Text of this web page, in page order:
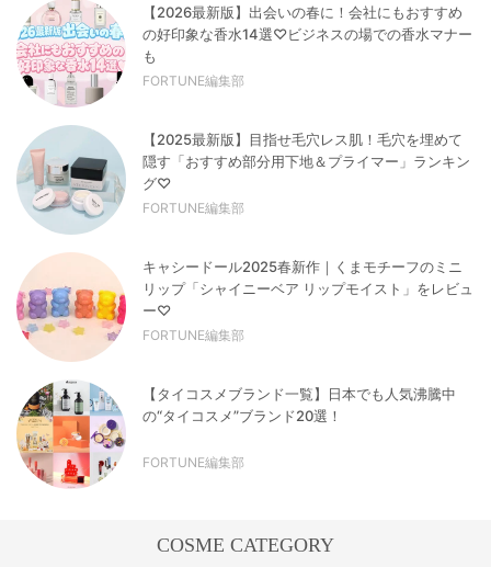
【2026最新版】出会いの春に！会社にもおすすめ
の好印象な香水14選♡ビジネスの場での香水マナー
も
FORTUNE編集部
【2025最新版】目指せ毛穴レス肌！毛穴を埋めて
隠す「おすすめ部分用下地＆プライマー」ランキン
グ♡
FORTUNE編集部
キャシードール2025春新作｜くまモチーフのミニ
リップ「シャイニーベア リップモイスト」をレビュ
ー♡
FORTUNE編集部
【タイコスメブランド一覧】日本でも人気沸騰中
の“タイコスメ”ブランド20選！
FORTUNE編集部
COSME CATEGORY